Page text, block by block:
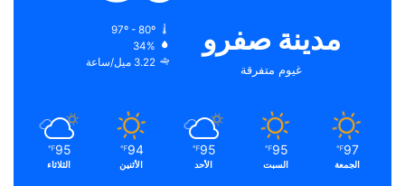
مدينة صفرو
غيوم متفرقة
97º - 80º
34%
3.22 ميل/ساعة
97
℉
الجمعة
95
℉
السبت
95
℉
الأحد
94
℉
الأثنين
95
℉
الثلاثاء